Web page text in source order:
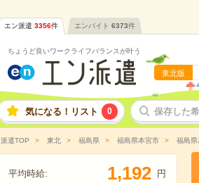
エン派遣 3356件 エンバイト 6373件
ちょうど良いワークライフバランスが叶う
東北版
気になる！リスト 0 保存した
派遣TOP 東北 福島県 福島県本宮市 福島
平均時給: 1,192 円